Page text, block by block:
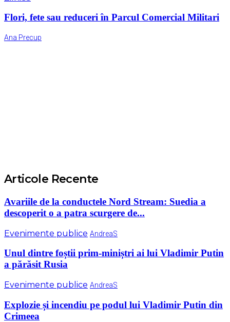
Flori, fete sau reduceri în Parcul Comercial Militari
Ana Precup
Articole Recente
Avariile de la conductele Nord Stream: Suedia a
descoperit o a patra scurgere de...
Evenimente publice AndreaS
Unul dintre foștii prim-miniștri ai lui Vladimir Putin
a părăsit Rusia
Evenimente publice AndreaS
Explozie și incendiu pe podul lui Vladimir Putin din
Crimeea